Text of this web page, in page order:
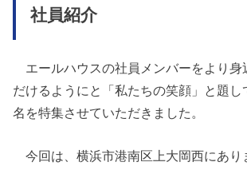
社員紹介
エールハウスの社員メンバーをより身
だけるようにと「私たちの笑顔」と題し
名を特集させていただきました。
今回は、横浜市港南区上大岡西にあり